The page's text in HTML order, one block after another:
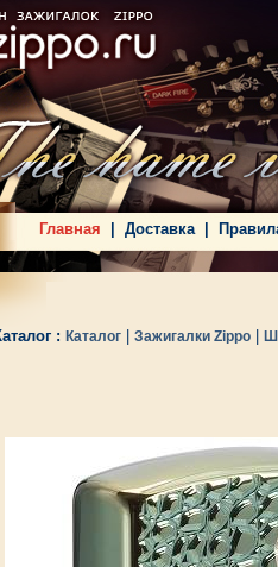
Главная Доставка
: Каталог Зажигалки Zippo